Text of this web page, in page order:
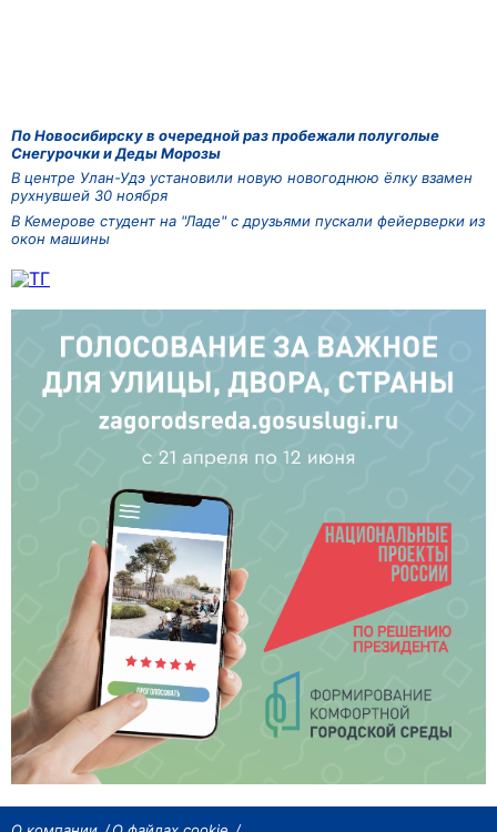
По Новосибирску в очередной раз пробежали полуголые
Снегурочки и Деды Морозы
В центре Улан-Удэ установили новую новогоднюю ёлку взамен
рухнувшей 30 ноября
В Кемерове студент на "Ладе" с друзьями пускали фейерверки из
окон машины